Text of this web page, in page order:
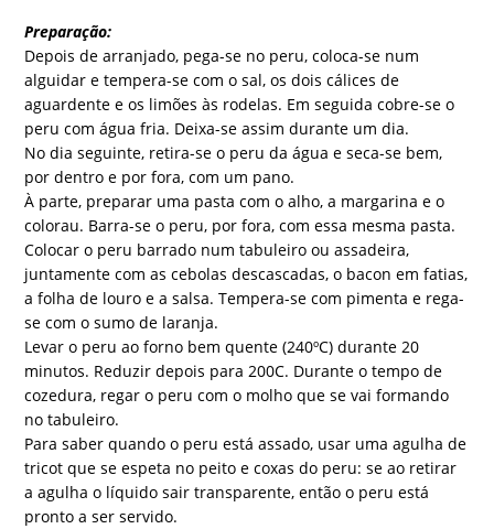
Preparação:
Depois de arranjado, pega-se no peru, coloca-se num
alguidar e tempera-se com o sal, os dois cálices de
aguardente e os limões às rodelas. Em seguida cobre-se o
peru com água fria. Deixa-se assim durante um dia.
No dia seguinte, retira-se o peru da água e seca-se bem,
por dentro e por fora, com um pano.
À parte, preparar uma pasta com o alho, a margarina e o
colorau. Barra-se o peru, por fora, com essa mesma pasta.
Colocar o peru barrado num tabuleiro ou assadeira,
juntamente com as cebolas descascadas, o bacon em fatias,
a folha de louro e a salsa. Tempera-se com pimenta e rega-
se com o sumo de laranja.
Levar o peru ao forno bem quente (240ºC) durante 20
minutos. Reduzir depois para 200C. Durante o tempo de
cozedura, regar o peru com o molho que se vai formando
no tabuleiro.
Para saber quando o peru está assado, usar uma agulha de
tricot que se espeta no peito e coxas do peru: se ao retirar
a agulha o líquido sair transparente, então o peru está
pronto a ser servido.